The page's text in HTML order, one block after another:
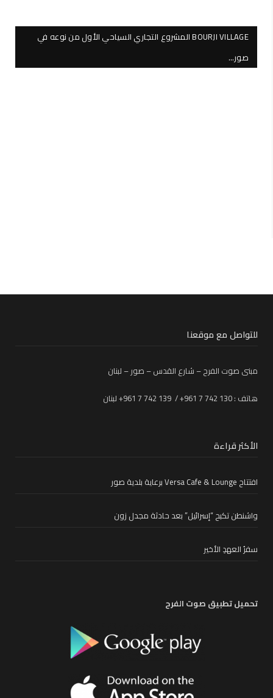
BOURJI VILLAGE المشروع التجاري السياحي الأول من نوعه في
صور…
للتواصل مع موقعنا
مبنى صوت الفرح – شارع القدس – صور – لبنان
هاتف : 130 742 7 961+ / 139 742 7 961+ لبنان
الأكثر قراءة
افتتاح Versa Cafe & Lounge برعاية بلدية صور
واشنطن تكبح “إسرائيل” بعد حادثة مجدل زون
سفرُ العهدِ الأخير
تحميل تطبيق صوت الفرح